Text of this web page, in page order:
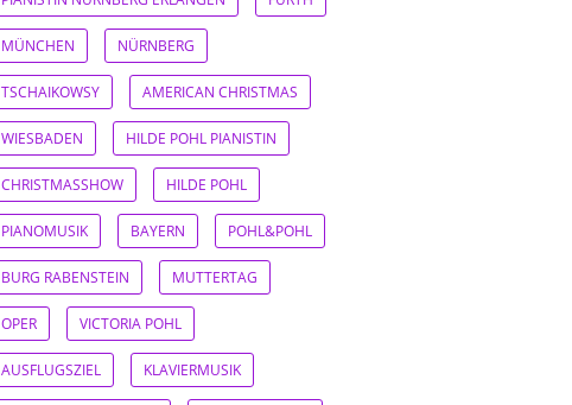
MÜNCHEN NÜRNBERG
TSCHAIKOWSY AMERICAN CHRISTMAS
WIESBADEN HILDE POHL PIANISTIN
CHRISTMASSHOW HILDE POHL
PIANOMUSIK BAYERN POHL&POHL
BURG RABENSTEIN MUTTERTAG
OPER VICTORIA POHL
AUSFLUGSZIEL KLAVIERMUSIK